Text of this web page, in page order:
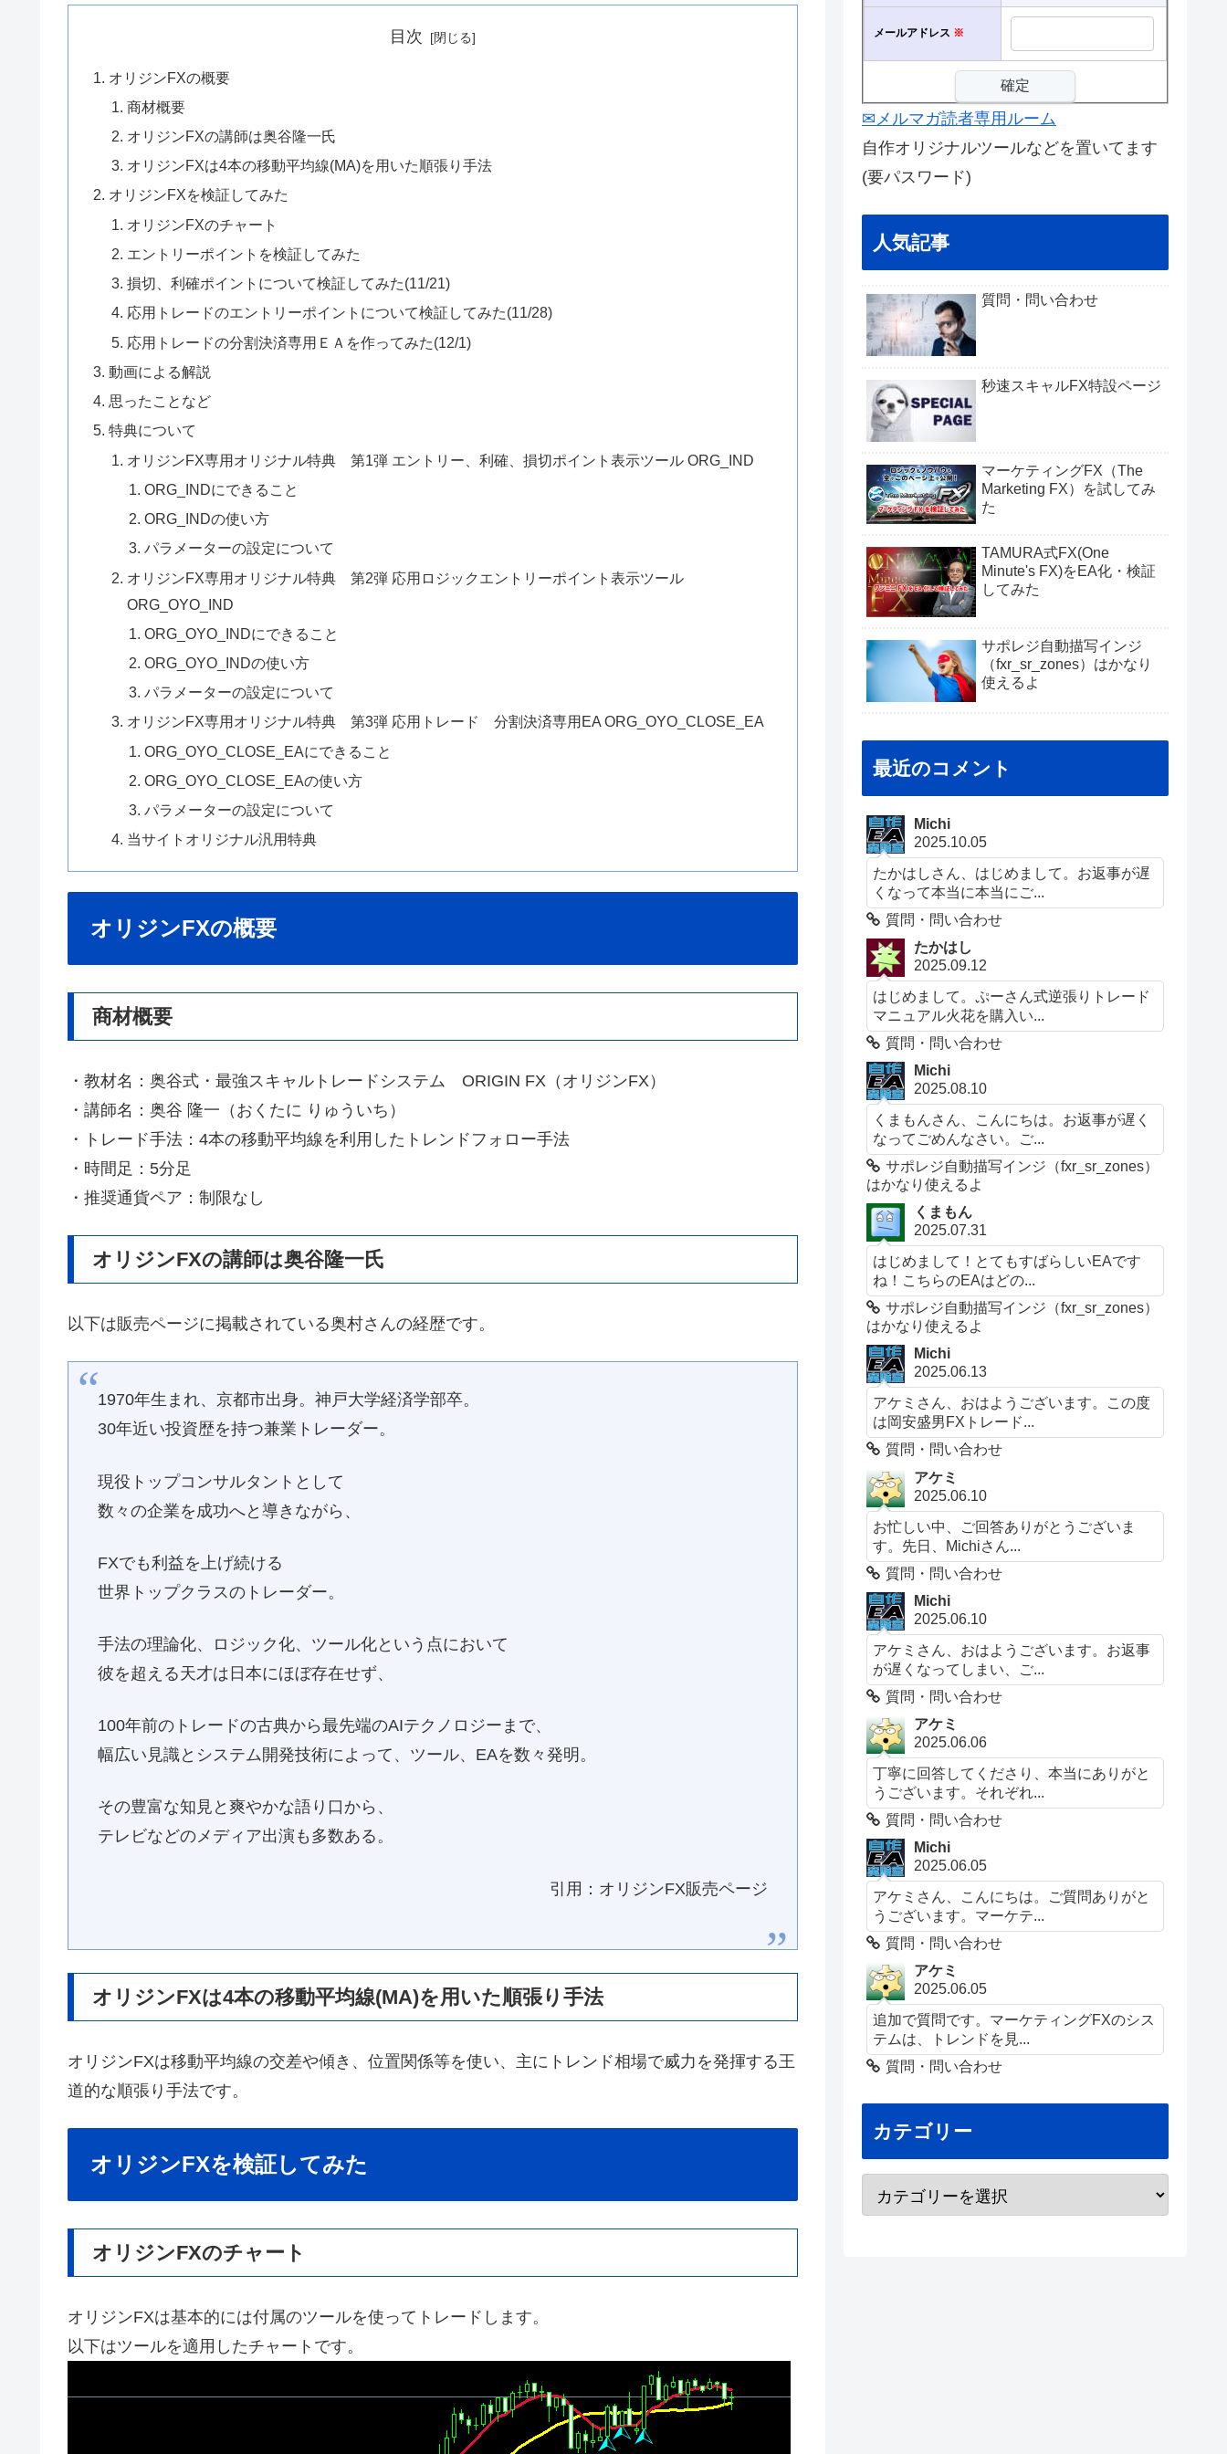
目次
オリジンFXの概要
商材概要
オリジンFXの講師は奥谷隆一氏
オリジンFXは4本の移動平均線(MA)を用いた順張り手法
オリジンFXを検証してみた
オリジンFXのチャート
エントリーポイントを検証してみた
損切、利確ポイントについて検証してみた(11/21)
応用トレードのエントリーポイントについて検証してみた(11/28)
応用トレードの分割決済専用ＥＡを作ってみた(12/1)
動画による解説
思ったことなど
特典について
オリジンFX専用オリジナル特典 第1弾 エントリー、利確、損切ポイント表示ツール ORG_IND
ORG_INDにできること
ORG_INDの使い方
パラメーターの設定について
オリジンFX専用オリジナル特典 第2弾 応用ロジックエントリーポイント表示ツール
ORG_OYO_IND
ORG_OYO_INDにできること
ORG_OYO_INDの使い方
パラメーターの設定について
オリジンFX専用オリジナル特典 第3弾 応用トレード 分割決済専用EA ORG_OYO_CLOSE_EA
ORG_OYO_CLOSE_EAにできること
ORG_OYO_CLOSE_EAの使い方
パラメーターの設定について
当サイトオリジナル汎用特典
オリジンFXの概要
商材概要
・教材名：奥谷式・最強スキャルトレードシステム ORIGIN FX（オリジンFX）
・講師名：奥谷 隆一（おくたに りゅういち）
・トレード手法：4本の移動平均線を利用したトレンドフォロー手法
・時間足：5分足
・推奨通貨ペア：制限なし
オリジンFXの講師は奥谷隆一氏
以下は販売ページに掲載されている奥村さんの経歴です。
1970年生まれ、京都市出身。神戸大学経済学部卒。
30年近い投資歴を持つ兼業トレーダー。
現役トップコンサルタントとして
数々の企業を成功へと導きながら、
FXでも利益を上げ続ける
世界トップクラスのトレーダー。
手法の理論化、ロジック化、ツール化という点において
彼を超える天才は日本にほぼ存在せず、
100年前のトレードの古典から最先端のAIテクノロジーまで、
幅広い見識とシステム開発技術によって、ツール、EAを数々発明。
その豊富な知見と爽やかな語り口から、
テレビなどのメディア出演も多数ある。
引用：オリジンFX販売ページ
オリジンFXは4本の移動平均線(MA)を用いた順張り手法
オリジンFXは移動平均線の交差や傾き、位置関係等を使い、主にトレンド相場で威力を発揮する王
道的な順張り手法です。
オリジンFXを検証してみた
オリジンFXのチャート
オリジンFXは基本的には付属のツールを使ってトレードします。
以下はツールを適用したチャートです。
メールアドレス ※
✉メルマガ読者専用ルーム
自作オリジナルツールなどを置いてます
(要パスワード)
人気記事
質問・問い合わせ
秒速スキャルFX特設ページ
マーケティングFX（The
Marketing FX）を試してみ
た
TAMURA式FX(One
Minute's FX)をEA化・検証
してみた
サポレジ自動描写インジ
（fxr_sr_zones）はかなり
使えるよ
最近のコメント
Michi
2025.10.05
たかはしさん、はじめまして。お返事が遅
くなって本当に本当にご...
質問・問い合わせ
たかはし
2025.09.12
はじめまして。ぷーさん式逆張りトレード
マニュアル火花を購入い...
質問・問い合わせ
Michi
2025.08.10
くまもんさん、こんにちは。お返事が遅く
なってごめんなさい。ご...
サポレジ自動描写インジ（fxr_sr_zones）
はかなり使えるよ
くまもん
2025.07.31
はじめまして！とてもすばらしいEAです
ね！こちらのEAはどの...
サポレジ自動描写インジ（fxr_sr_zones）
はかなり使えるよ
Michi
2025.06.13
アケミさん、おはようございます。この度
は岡安盛男FXトレード...
質問・問い合わせ
アケミ
2025.06.10
お忙しい中、ご回答ありがとうございま
す。先日、Michiさん...
質問・問い合わせ
Michi
2025.06.10
アケミさん、おはようございます。お返事
が遅くなってしまい、ご...
質問・問い合わせ
アケミ
2025.06.06
丁寧に回答してくださり、本当にありがと
うございます。それぞれ...
質問・問い合わせ
Michi
2025.06.05
アケミさん、こんにちは。ご質問ありがと
うございます。マーケテ...
質問・問い合わせ
アケミ
2025.06.05
追加で質問です。マーケティングFXのシス
テムは、トレンドを見...
質問・問い合わせ
カテゴリー